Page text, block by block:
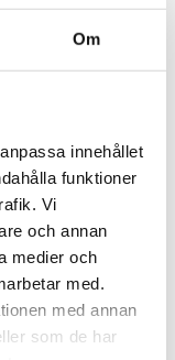
Om
innehållet
funktioner
Vi
och annan
medier och
med.
med annan
som de har
&
är inte bara
som driver
som ansvarar
för en
Dones
både